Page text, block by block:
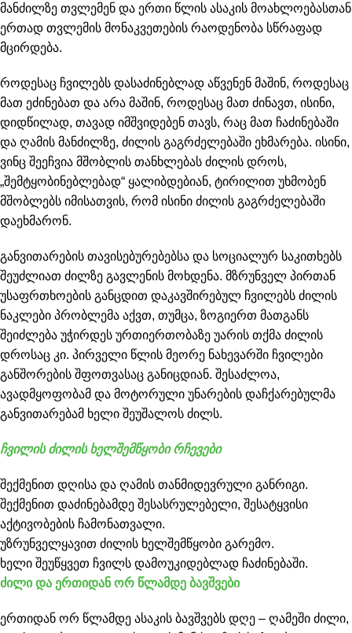
მანძილზე თვლემენ და ერთი წლის ასაკის მოახლოებასთან
ერთად თვლემის მონაკვეთების რაოდენობა სწრაფად
მცირდება.
როდესაც ჩვილებს დასაძინებლად აწვენენ მაშინ, როდესაც
მათ ეძინებათ და არა მაშინ, როდესაც მათ ძინავთ, ისინი,
დიდწილად, თავად იმშვიდებენ თავს, რაც მათ ჩაძინებაში
და ღამის მანძილზე, ძილის გაგრძელებაში ეხმარება. ისინი,
ვინც შეეჩვია მშობლის თანხლებას ძილის დროს,
„შემტყობინებლებად“ ყალიბდებიან, ტირილით უხმობენ
მშობლებს იმისათვის, რომ ისინი ძილის გაგრძელებაში
დაეხმარონ.
განვითარების თავისებურებებსა და სოციალურ საკითხებს
შეუძლიათ ძილზე გავლენის მოხდენა. მზრუნველ პირთან
უსაფრთხოების განცდით დაკავშირებულ ჩვილებს ძილის
ნაკლები პრობლემა აქვთ, თუმცა, ზოგიერთ მათგანს
შეიძლება უჭირდეს ურთიერთობაზე უარის თქმა ძილის
დროსაც კი. პირველი წლის მეორე ნახევარში ჩვილები
განშორების შფოთვასაც განიცდიან. შესაძლოა,
ავადმყოფობამ და მოტორული უნარების დაჩქარებულმა
განვითარებამ ხელი შეუშალოს ძილს.
ჩვილის ძილის ხელშემწყობი რჩევები
შექმენით დღისა და ღამის თანმიდევრული განრიგი.
შექმენით დაძინებამდე შესასრულებელი, შესატყვისი
აქტივობების ჩამონათვალი.
უზრუნველყავით ძილის ხელშემწყობი გარემო.
ხელი შეუწყვეთ ჩვილს დამოუკიდებლად ჩაძინებაში.
ძილი და ერთიდან ორ წლამდე ბავშვები
ერთიდან ორ წლამდე ასაკის ბავშვებს დღე – ღამეში ძილი,